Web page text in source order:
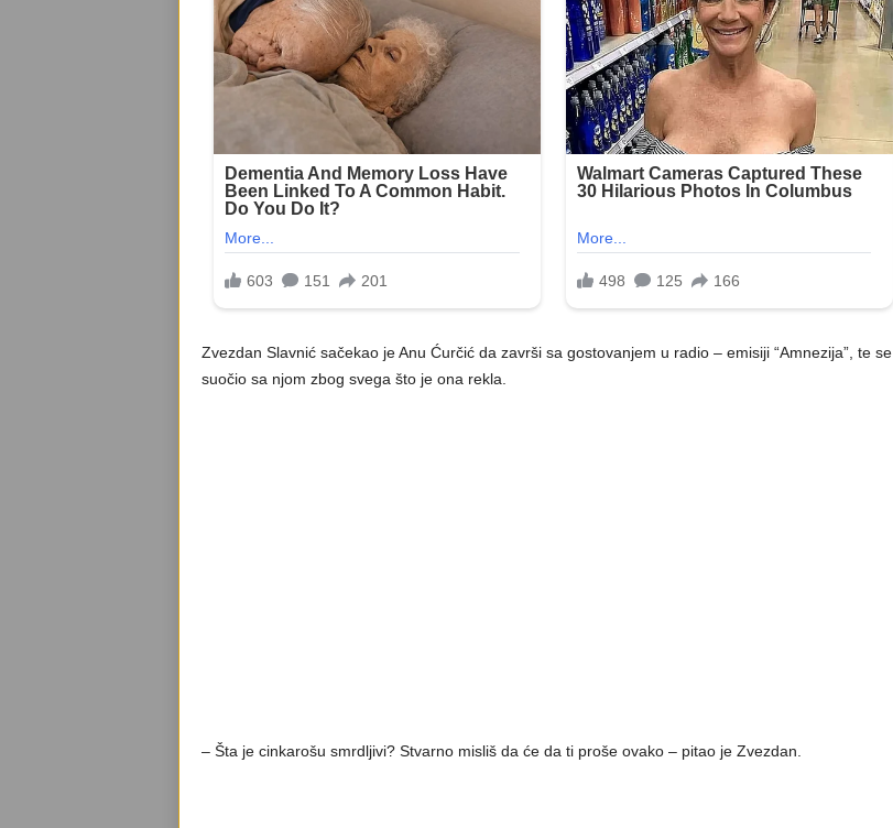
Zvezdan Slavnić sačekao je Anu Ćurčić da završi sa gostovanjem u radio – emisiji “Amnezija”, te se
suočio sa njom zbog svega što je ona rekla.
– Šta je cinkarošu smrdljivi? Stvarno misliš da će da ti proše ovako – pitao je Zvezdan.